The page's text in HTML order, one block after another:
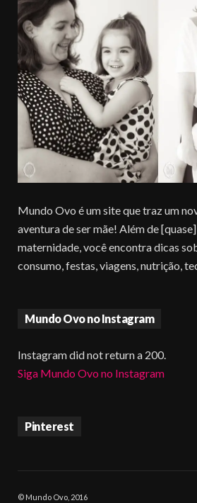
Mundo Ovo é um site que traz um
aventura de ser mãe! Além de
maternidade, você encontra dicas
consumo, festas, viagens, nutrição,
Mundo Ovo no Instagram
Instagram did not return a 200.
Siga Mundo Ovo no Instagram
Pinterest
© Mundo Ovo, 2016